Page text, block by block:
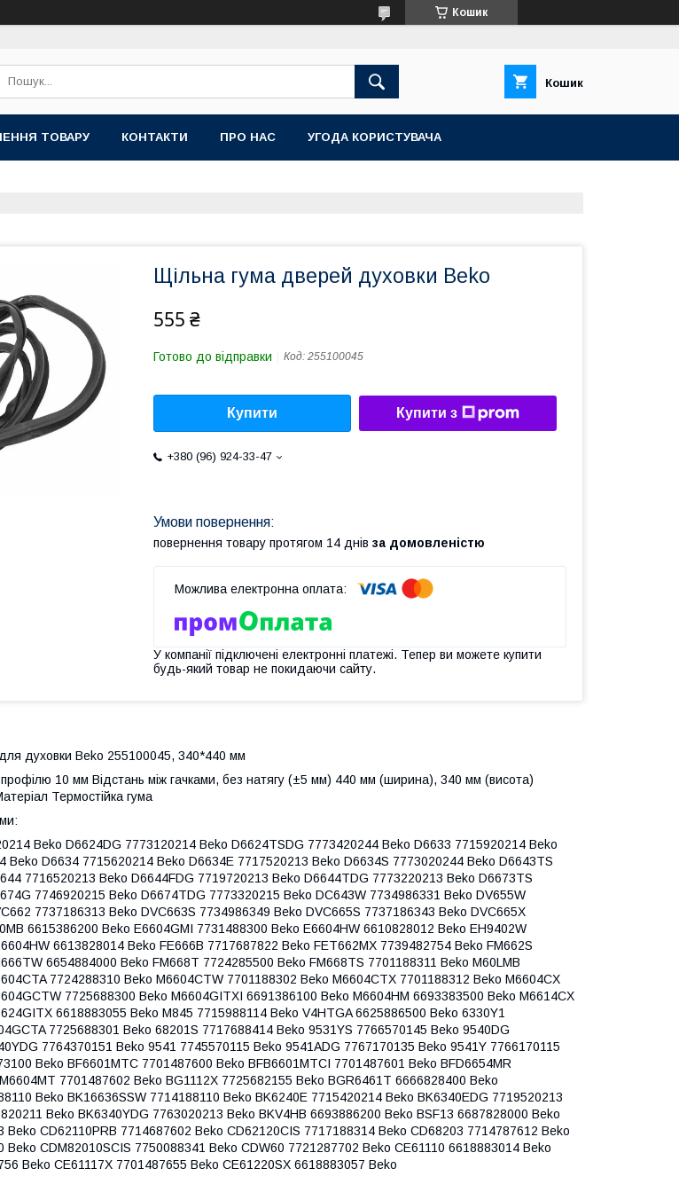
Кошик
Кошик
ТОВАРУ КОНТАКТИ ПРО НАС УГОДА КОРИСТУВАЧА
Щільна гума дверей духовки Beko
555 ₴
Готово до відправки Код: 255100045
Купити Купити з
+380 (96) 924-33-47
повернення товару протягом 14 днів за домовленістю
У компанії підключені електронні платежі. Тепер ви можете купити
будь-який товар не покидаючи сайту.
духовки Beko 255100045, 340*440 мм
10 мм Відстань між гачками, без натягу (±5 мм) 440 мм (ширина), 340 мм (висота)
Термостійка гума
Beko D6624DG 7773120214 Beko D6624TSDG 7773420244 Beko D6633 7715920214 Beko
Beko D6634 7715620214 Beko D6634E 7717520213 Beko D6634S 7773020244 Beko D6643TS
7716520213 Beko D6644FDG 7719720213 Beko D6644TDG 7773220213 Beko D6673TS
7746920215 Beko D6674TDG 7773320215 Beko DC643W 7734986331 Beko DV655W
7737186313 Beko DVC663S 7734986349 Beko DVC665S 7737186343 Beko DVC665X
6615386200 Beko E6604GMI 7731488300 Beko E6604HW 6610828012 Beko EH9402W
6613828014 Beko FE666B 7717687822 Beko FET662MX 7739482754 Beko FM662S
6654884000 Beko FM668T 7724285500 Beko FM668TS 7701188311 Beko M60LMB
7724288310 Beko M6604CTW 7701188302 Beko M6604CTX 7701188312 Beko M6604CX
7725688300 Beko M6604GITXI 6691386100 Beko M6604HM 6693383500 Beko M6614CX
6618883055 Beko M845 7715988114 Beko V4HTGA 6625886500 Beko 6330Y1
7725688301 Beko 68201S 7717688414 Beko 9531YS 7766570145 Beko 9540DG
7764370151 Beko 9541 7745570115 Beko 9541ADG 7767170135 Beko 9541Y 7766170115
Beko BF6601MTC 7701487600 Beko BFB6601MTCI 7701487601 Beko BFD6654MR
7701487602 Beko BG1112X 7725682155 Beko BGR6461T 6666828400 Beko
Beko BK16636SSW 7714188110 Beko BK6240E 7715420214 Beko BK6340EDG 7719520213
Beko BK6340YDG 7763020213 Beko BKV4HB 6693886200 Beko BSF13 6687828000 Beko
Beko CD62110PRB 7714687602 Beko CD62120CIS 7717188314 Beko CD68203 7714787612 Beko
Beko CDM82010SCIS 7750088341 Beko CDW60 7721287702 Beko CE61110 6618883014 Beko
Beko CE61117X 7701487655 Beko CE61220SX 6618883057 Beko